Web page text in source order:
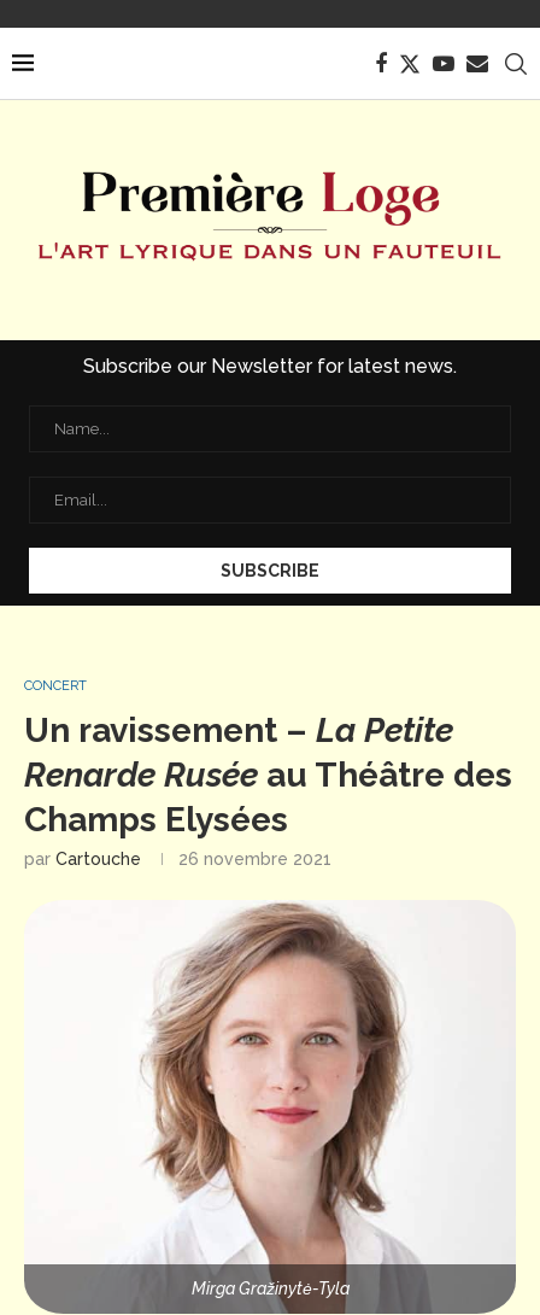
Subscribe our Newsletter for latest news.
CONCERT
Un ravissement – La Petite
Renarde Rusée au Théâtre des
Champs Elysées
par Cartouche 26 novembre 2021
Mirga Gražinytė-Tyla